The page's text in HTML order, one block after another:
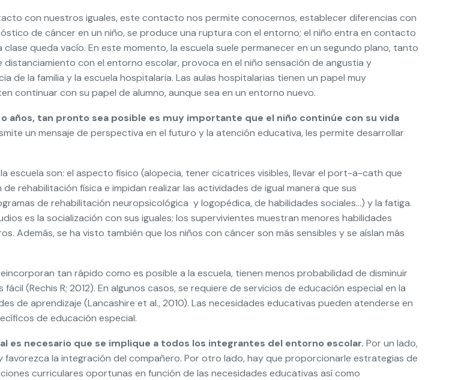
con nuestros iguales, este contacto nos permite conocernos, establecer diferencias con
de cáncer en un niño, se produce una ruptura con el entorno; el niño entra en contacto
queda vacío. En este momento, la escuela suele permanecer en un segundo plano, tanto
con el entorno escolar, provoca en el niño sensación de angustia y
de la familia y la escuela hospitalaria. Las aulas hospitalarias tienen un papel muy
continuar con su papel de alumno, aunque sea en un entorno nuevo.
tan pronto sea posible es muy importante que el niño continúe con su vida
un mensaje de perspectiva en el futuro y la atención educativa, les permite desarrollar
escuela son: el aspecto físico (alopecia, tener cicatrices visibles, llevar el port-a-cath que
rehabilitación física e impidan realizar las actividades de igual manera que sus
de rehabilitación neuropsicológica y logopédica, de habilidades sociales…) y la fatiga.
es la socialización con sus iguales; los supervivientes muestran menores habilidades
Además, se ha visto también que los niños con cáncer son más sensibles y se aíslan más
tan rápido como es posible a la escuela, tienen menos probabilidad de disminuir
(Rechis R; 2012). En algunos casos, se requiere de servicios de educación especial en la
de aprendizaje (Lancashire et al., 2010). Las necesidades educativas pueden atenderse en
de educación especial.
es necesario que se implique a todos los integrantes del entorno escolar. Por un lado,
la integración del compañero. Por otro lado, hay que proporcionarle estrategias de
curriculares oportunas en función de las necesidades educativas así como